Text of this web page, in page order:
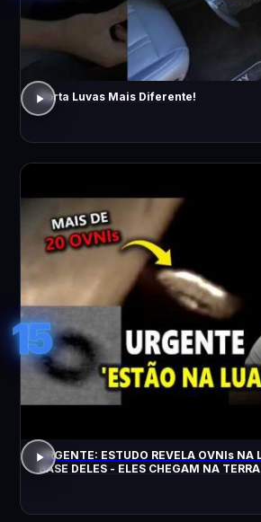
Porta Luvas Mais Diferente!
15
URGENTE: ESTUDO REVELA OVNIs NA
BASE DELES - ELES CHEGAM NA